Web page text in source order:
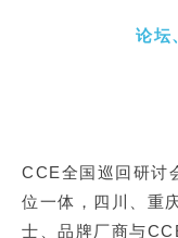
论坛
CCE全国巡回研
位一体，四川、重
士、品牌厂商与